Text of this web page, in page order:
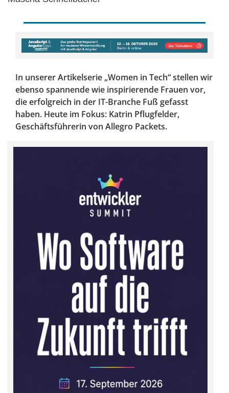
In unserer Artikelserie „Women in Tech“ stellen wir
ebenso spannende wie inspirierende Frauen vor,
die erfolgreich in der IT-Branche Fuß gefasst
haben. Heute im Fokus: Katrin Pflugfelder,
Geschäftsführerin von Allegro Packets.